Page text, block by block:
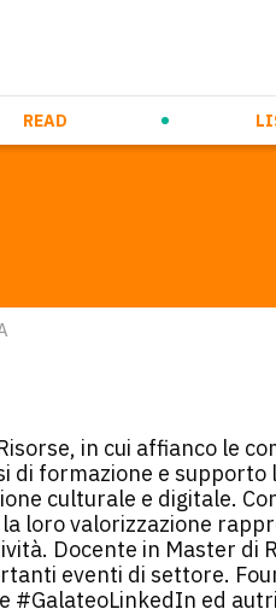
READ
in cui affianco le
di formazione e supporto
culturale e digitale.
loro valorizzazione
Docente in Master di
eventi di settore.
#GalateoLinkedIn ed